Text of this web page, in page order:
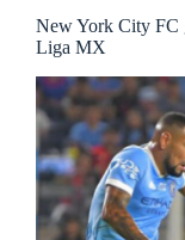
New York City FC
Liga MX